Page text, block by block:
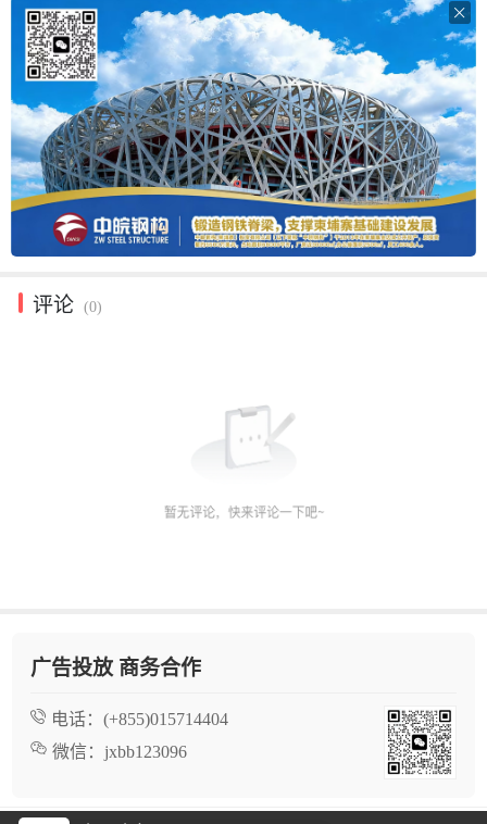

评论 (0)
广告投放 商务合作
电话： (+855)015714404
微信： jxbb123096